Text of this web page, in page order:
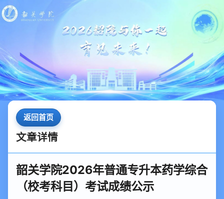
返回首页
文章详情
韶关学院2026年普通专升本药学综合
（校考科目）考试成绩公示